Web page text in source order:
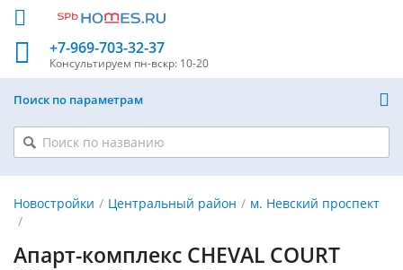
+7-969-703-32-37
Консультируем пн-вскр: 10-20
Поиск по параметрам
Новостройки Центральный район м. Невский проспект
Апарт-комплекс CHEVAL COURT